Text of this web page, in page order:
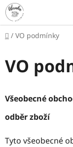
Přejít
na
obsah
Domů
/ VO podmínky
VO
Všeobecné
odběr zboží
Tyto všeobecné